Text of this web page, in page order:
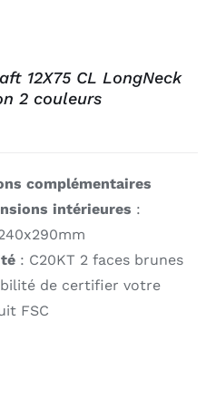
12X75 CL LongNeck
2 couleurs
complémentaires
intérieures :
: C20KT 2 faces brunes
de certifier votre
FSC